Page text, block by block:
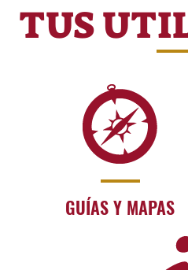
TUS
GUÍAS Y MAPAS